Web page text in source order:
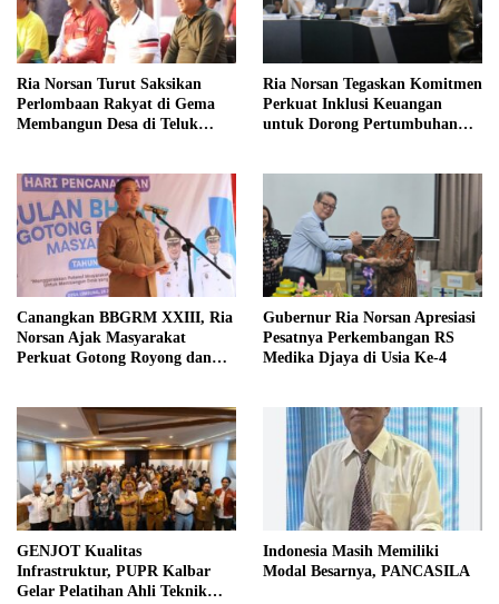
Ria Norsan Turut Saksikan
Perlombaan Rakyat di Gema
Membangun Desa di Teluk
Ria Norsan Tegaskan Komitmen
Perkuat Inklusi Keuangan
untuk Dorong Pertumbuhan
Canangkan BBGRM XXIII, Ria
Norsan Ajak Masyarakat
Perkuat Gotong Royong dan
Gubernur Ria Norsan Apresiasi
Pesatnya Perkembangan RS
Medika Djaya di Usia Ke-4
GENJOT Kualitas
Infrastruktur, PUPR Kalbar
Gelar Pelatihan Ahli Teknik
Indonesia Masih Memiliki
Modal Besarnya, PANCASILA